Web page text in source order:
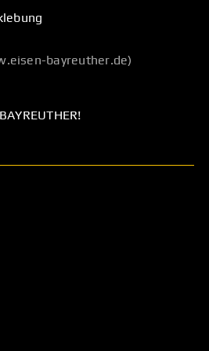
bayreuther.de)